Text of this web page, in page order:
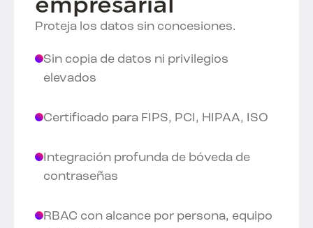
Proteja los datos sin concesiones.
Sin copia de datos ni privilegios
elevados
Certificado para FIPS, PCI, HIPAA, ISO
Integración profunda de bóveda de
contraseñas
RBAC con alcance por persona, equipo